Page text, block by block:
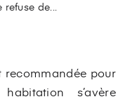
refuse de...
pour
s’avère